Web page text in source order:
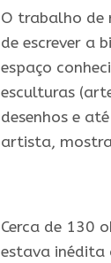
O trabalho de
de escrever a
espaço
esculturas
desenhos e
artista,
Cerca de 130
estava inédita